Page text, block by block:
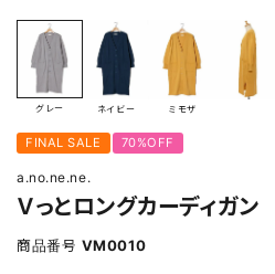
グレー ネイビー ミモザ
FINAL SALE 70%OFF
a.no.ne.ne.
Ｖっとロングカーディガン
商品番号 VM0010